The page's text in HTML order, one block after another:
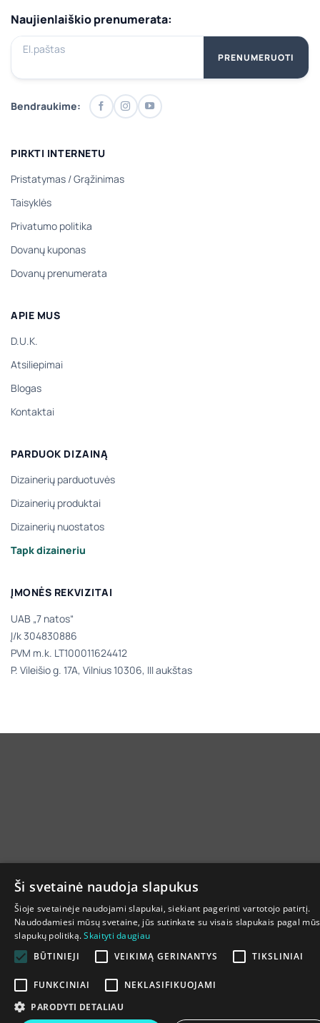
Naujienlaiškio prenumerata:
El.paštas
PRENUMERUOTI
Bendraukime:
PIRKTI INTERNETU
Pristatymas /Grąžinimas
Taisyklės
Privatumo politika
Dovanų kuponas
Dovanų prenumerata
APIE MUS
D.U.K.
Atsiliepimai
Blogas
Kontaktai
PARDUOK DIZAINĄ
Dizainerių parduotuvės
Dizainerių produktai
Dizainerių nuostatos
Tapk dizaineriu
ĮMONĖS REKVIZITAI
UAB „7 natos“
Į/k 304830886
PVM m.k. LT100011624412
P. Vileišio g. 17A, Vilnius 10306, III aukštas
Ši svetainė naudoja slapukus
Šioje svetainėje naudojami slapukai, siekiant pagerinti vartotojo patirtį.
Naudodamiesi mūsų svetaine, jūs sutinkate su visais slapukais pagal
slapukų politiką.Skaityti daugiau
BŪTINIEJI
VEIKIMĄ GERINANTYS TIKSLINIAI
FUNKCINIAI
NEKLASIFIKUOJAMI
PARODYTI DETALIAU